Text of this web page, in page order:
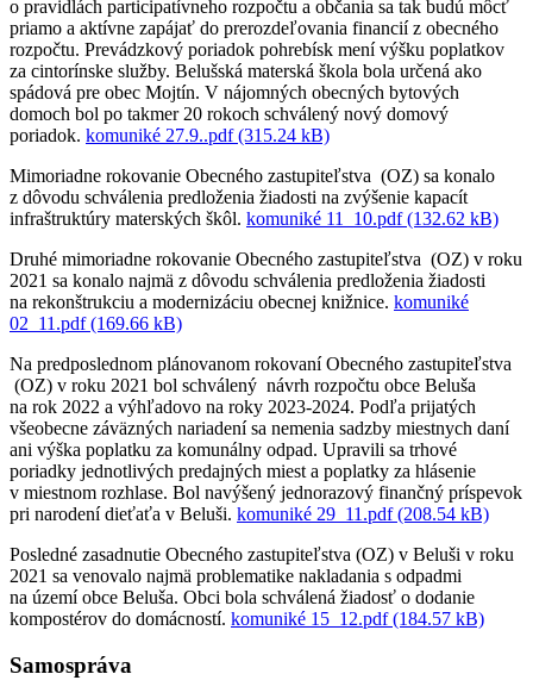
o pravidlách participatívneho rozpočtu a občania sa tak budú môcť
priamo a aktívne zapájať do prerozdeľovania financií z obecného
rozpočtu. Prevádzkový poriadok pohrebísk mení výšku poplatkov
za cintorínske služby. Belušská materská škola bola určená ako
spádová pre obec Mojtín. V nájomných obecných bytových
domoch bol po takmer 20 rokoch schválený nový domový
poriadok. komuniké 27.9..pdf (315.24 kB)
Mimoriadne rokovanie Obecného zastupiteľstva (OZ) sa konalo
z dôvodu schválenia predloženia žiadosti na zvýšenie kapacít
infraštruktúry materských škôl. komuniké 11_10.pdf (132.62 kB)
Druhé mimoriadne rokovanie Obecného zastupiteľstva (OZ) v roku
2021 sa konalo najmä z dôvodu schválenia predloženia žiadosti
na rekonštrukciu a modernizáciu obecnej knižnice. komuniké
02_11.pdf (169.66 kB)
Na predposlednom plánovanom rokovaní Obecného zastupiteľstva
(OZ) v roku 2021 bol schválený návrh rozpočtu obce Beluša
na rok 2022 a výhľadovo na roky 2023-2024. Podľa prijatých
všeobecne záväzných nariadení sa nemenia sadzby miestnych daní
ani výška poplatku za komunálny odpad. Upravili sa trhové
poriadky jednotlivých predajných miest a poplatky za hlásenie
v miestnom rozhlase. Bol navýšený jednorazový finančný príspevok
pri narodení dieťaťa v Beluši. komuniké 29_11.pdf (208.54 kB)
Posledné zasadnutie Obecného zastupiteľstva (OZ) v Beluši v roku
2021 sa venovalo najmä problematike nakladania s odpadmi
na území obce Beluša. Obci bola schválená žiadosť o dodanie
kompostérov do domácností. komuniké 15_12.pdf (184.57 kB)
Samospráva